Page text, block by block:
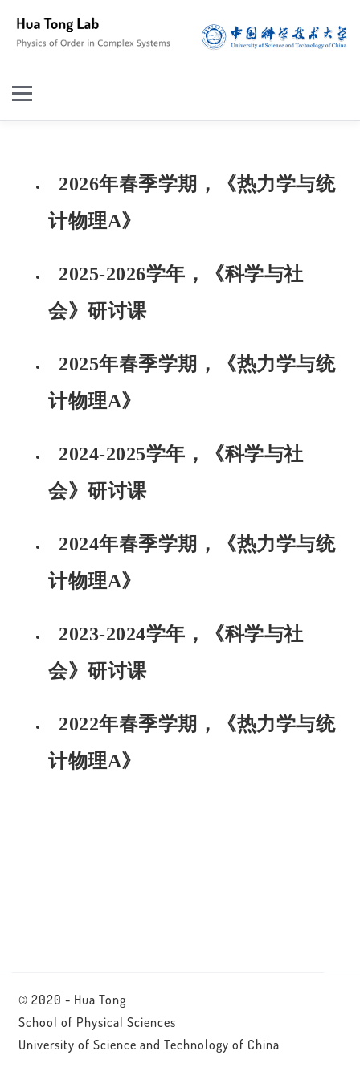
2026年春季学期，《热力学与统
计物理A》
2025-2026学年，《科学与社
会》研讨课
2025年春季学期，《热力学与统
计物理A》
2024-2025学年，《科学与社
会》研讨课
2024年春季学期，《热力学与统
计物理A》
2023-2024学年，《科学与社
会》研讨课
2022年春季学期，《热力学与统
计物理A》
© 2020 - Hua Tong
School of Physical Sciences
University of Science and Technology of China